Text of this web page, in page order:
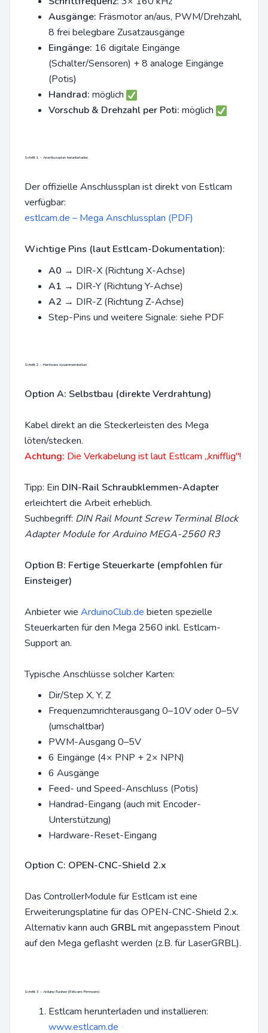
Ausgänge: Fräsmotor an/aus, PWM/Drehzahl,
8 frei belegbare Zusatzausgänge
Eingänge: 16 digitale Eingänge
(Schalter/Sensoren) + 8 analoge Eingänge
(Potis)
Handrad: möglich
Vorschub & Drehzahl per Poti: möglich
Schritt 1 – Anschlussplan herunterladen
Der offizielle Anschlussplan ist direkt von Estlcam
verfügbar:
estlcam.de – Mega Anschlussplan (PDF)
Wichtige Pins (laut Estlcam-Dokumentation):
A0 → DIR-X (Richtung X-Achse)
A1 → DIR-Y (Richtung Y-Achse)
A2 → DIR-Z (Richtung Z-Achse)
Step-Pins und weitere Signale: siehe PDF
Schritt 2 – Hardware zusammenstellen
Option A: Selbstbau (direkte Verdrahtung)
Kabel direkt an die Steckerleisten des Mega
löten/stecken.
Achtung: Die Verkabelung ist laut Estlcam „knifflig"!
Tipp: Ein DIN-Rail Schraubklemmen-Adapter
erleichtert die Arbeit erheblich.
Suchbegriff: DIN Rail Mount Screw Terminal Block
Adapter Module for Arduino MEGA-2560 R3
Option B: Fertige Steuerkarte (empfohlen für
Einsteiger)
Anbieter wie ArduinoClub.de bieten spezielle
Steuerkarten für den Mega 2560 inkl. Estlcam-
Support an.
Typische Anschlüsse solcher Karten:
Dir/Step X, Y, Z
Frequenzumrichterausgang 0–10V oder 0–5V
(umschaltbar)
PWM-Ausgang 0–5V
6 Eingänge (4× PNP + 2× NPN)
6 Ausgänge
Feed- und Speed-Anschluss (Potis)
Handrad-Eingang (auch mit Encoder-
Unterstützung)
Hardware-Reset-Eingang
Option C: OPEN-CNC-Shield 2.x
Das ControllerModule für Estlcam ist eine
Erweiterungsplatine für das OPEN-CNC-Shield 2.x.
Alternativ kann auch GRBLmit angepasstem Pinout
auf den Mega geflasht werden (z.B. für LaserGRBL).
Schritt 3 – Arduino flashen (Estlcam-Firmware)
Estlcam herunterladen und installieren:
www.estlcam.de